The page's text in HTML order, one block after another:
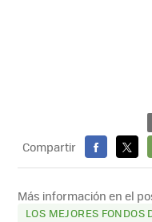
Compartir
FACEBOOK
X
Más información en el
LOS MEJORES FONDOS